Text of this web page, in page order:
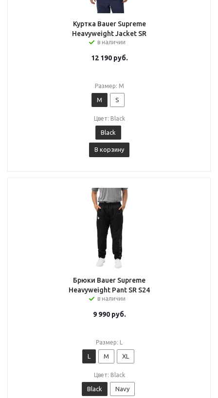
Куртка Bauer Supreme
Heavyweight Jacket SR
в наличии
12 190руб.
Размер: M
M S
Цвет: Black
Black
В корзину
Брюки Bauer Supreme
Heavyweight Pant SR S24
в наличии
9 990руб.
Размер: L
L M XL
Цвет: Black
Black Navy